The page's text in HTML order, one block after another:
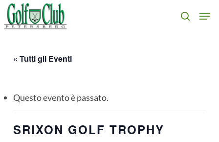
Skip
to
search
« Tutti gli Eventi
Questo evento è passato.
SRIXON GOLF TROPHY